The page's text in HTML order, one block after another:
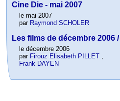
Cine Die - mai 2007
le mai 2007
par Raymond SCHOLER
Les films de décembre 2006 / I
le décembre 2006
par Firouz Elisabeth PILLET ,
Frank DAYEN